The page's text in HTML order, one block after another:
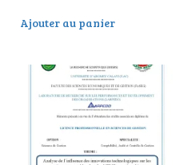
Ajouter au panier